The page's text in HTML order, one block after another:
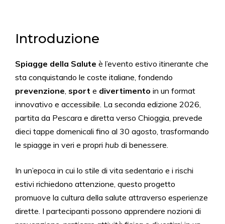
Introduzione
Spiagge della Salute è l’evento estivo itinerante che
sta conquistando le coste italiane, fondendo
prevenzione, sport e divertimento in un format
innovativo e accessibile. La seconda edizione 2026,
partita da Pescara e diretta verso Chioggia, prevede
dieci tappe domenicali fino al 30 agosto, trasformando
le spiagge in veri e propri hub di benessere.
In un’epoca in cui lo stile di vita sedentario e i rischi
estivi richiedono attenzione, questo progetto
promuove la cultura della salute attraverso esperienze
dirette. I partecipanti possono apprendere nozioni di